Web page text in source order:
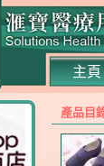
主頁
產品目